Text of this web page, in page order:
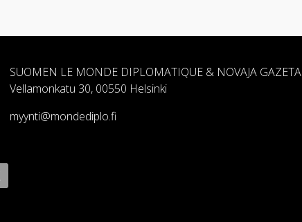
SUOMEN LE MONDE DIPLOMATIQUE & NOVAJA GAZETA
Vellamonkatu 30, 00550 Helsinki
myynti@mondediplo.fi